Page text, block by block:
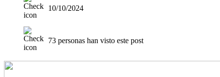
10/10/2024
73 personas han visto este post